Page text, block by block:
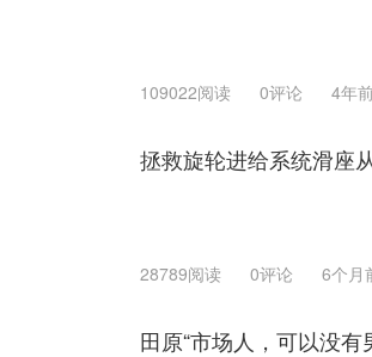
109022阅读 0评论 4年
拯救旋轮进给系统滑座
28789阅读 0评论 6个月
田原“市场人，可以没有